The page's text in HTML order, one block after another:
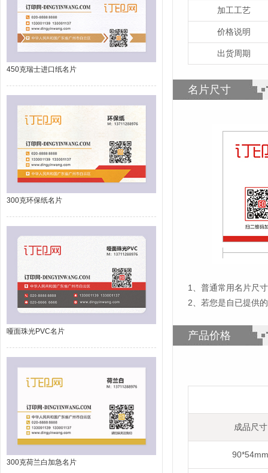
450克瑞士进口纸名片
300克环保纸名片
哑面珠光PVC名片
300克荷兰白加急名片
加工工艺
价格说明
出货周期
名片尺寸
1
普通常用名片尺
2、若您是自已提供
产品价格
成品尺寸
90*54mm